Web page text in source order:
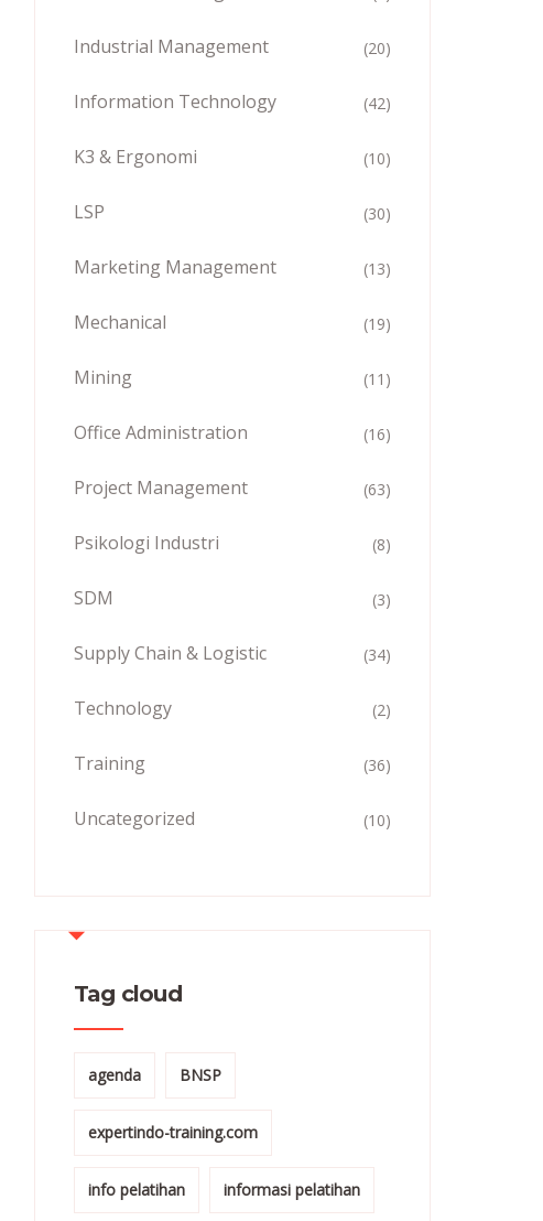
Industrial Management (20)
Information Technology (42)
K3 & Ergonomi (10)
LSP (30)
Marketing Management (13)
Mechanical (19)
Mining (11)
Office Administration (16)
Project Management (63)
Psikologi Industri (8)
SDM (3)
Supply Chain & Logistic (34)
Technology (2)
Training (36)
Uncategorized (10)
Tag cloud
agenda BNSP
expertindo-training.com
info pelatihan informasi pelatihan